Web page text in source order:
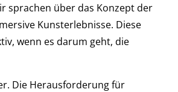
sprachen über das Konzept der
Kunsterlebnisse. Diese
wenn es darum geht, die
Die Herausforderung für